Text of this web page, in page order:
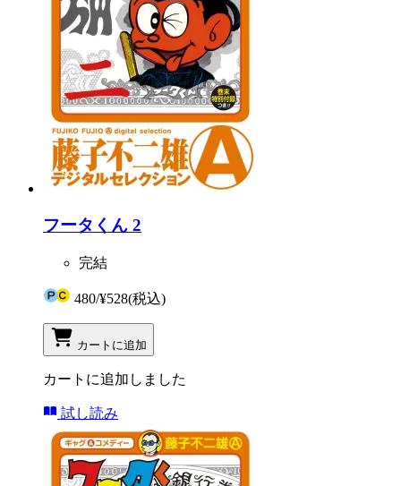
フータくん 2
完結
480/¥528(税込)
カートに追加
カートに追加しました
試し読み